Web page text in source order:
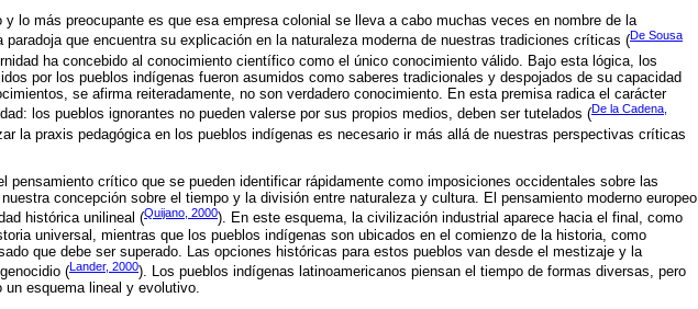
y lo más preocupante es que esa empresa colonial se lleva a cabo muchas veces en nombre de la
paradoja que encuentra su explicación en la naturaleza moderna de nuestras tradiciones críticas (De Sousa
ha concebido al conocimiento científico como el único conocimiento válido. Bajo esta lógica, los
por los pueblos indígenas fueron asumidos como saberes tradicionales y despojados de su capacidad
se afirma reiteradamente, no son verdadero conocimiento. En esta premisa radica el carácter
los pueblos ignorantes no pueden valerse por sus propios medios, deben ser tutelados (De la Cadena,
la praxis pedagógica en los pueblos indígenas es necesario ir más allá de nuestras perspectivas críticas
pensamiento crítico que se pueden identificar rápidamente como imposiciones occidentales sobre las
concepción sobre el tiempo y la división entre naturaleza y cultura. El pensamiento moderno europeo
histórica unilineal (Quijano, 2000). En este esquema, la civilización industrial aparece hacia el final, como
universal, mientras que los pueblos indígenas son ubicados en el comienzo de la historia, como
que debe ser superado. Las opciones históricas para estos pueblos van desde el mestizaje y la
(Lander, 2000). Los pueblos indígenas latinoamericanos piensan el tiempo de formas diversas, pero
esquema lineal y evolutivo.